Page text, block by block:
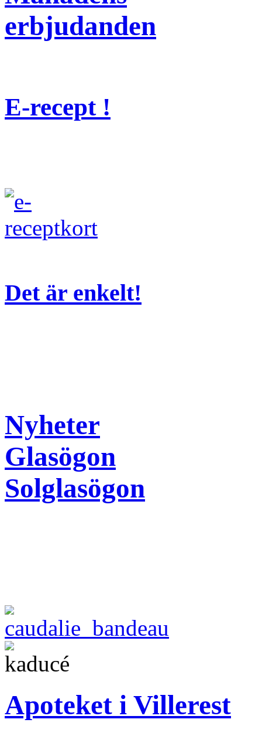
erbjudanden
E-recept !
Det är enkelt!
Nyheter
Glasögon
Solglasögon
Apoteket i Villerest